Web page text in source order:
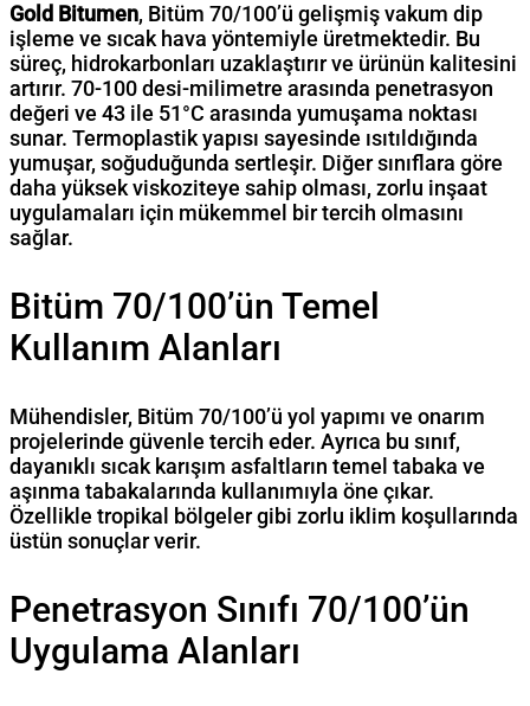
Gold Bitumen, Bitüm 70/100’ü gelişmiş vakum dip
işleme ve sıcak hava yöntemiyle üretmektedir. Bu
süreç, hidrokarbonları uzaklaştırır ve ürünün kalitesini
artırır. 70-100 desi-milimetre arasında penetrasyon
değeri ve 43 ile 51°C arasında yumuşama noktası
sunar. Termoplastik yapısı sayesinde ısıtıldığında
yumuşar, soğuduğunda sertleşir. Diğer sınıflara göre
daha yüksek viskoziteye sahip olması, zorlu inşaat
uygulamaları için mükemmel bir tercih olmasını
sağlar.
Bitüm 70/100’ün Temel
Kullanım Alanları
Mühendisler, Bitüm 70/100’ü yol yapımı ve onarım
projelerinde güvenle tercih eder. Ayrıca bu sınıf,
dayanıklı sıcak karışım asfaltların temel tabaka ve
aşınma tabakalarında kullanımıyla öne çıkar.
Özellikle tropikal bölgeler gibi zorlu iklim koşullarında
üstün sonuçlar verir.
Penetrasyon Sınıfı 70/100’ün
Uygulama Alanları